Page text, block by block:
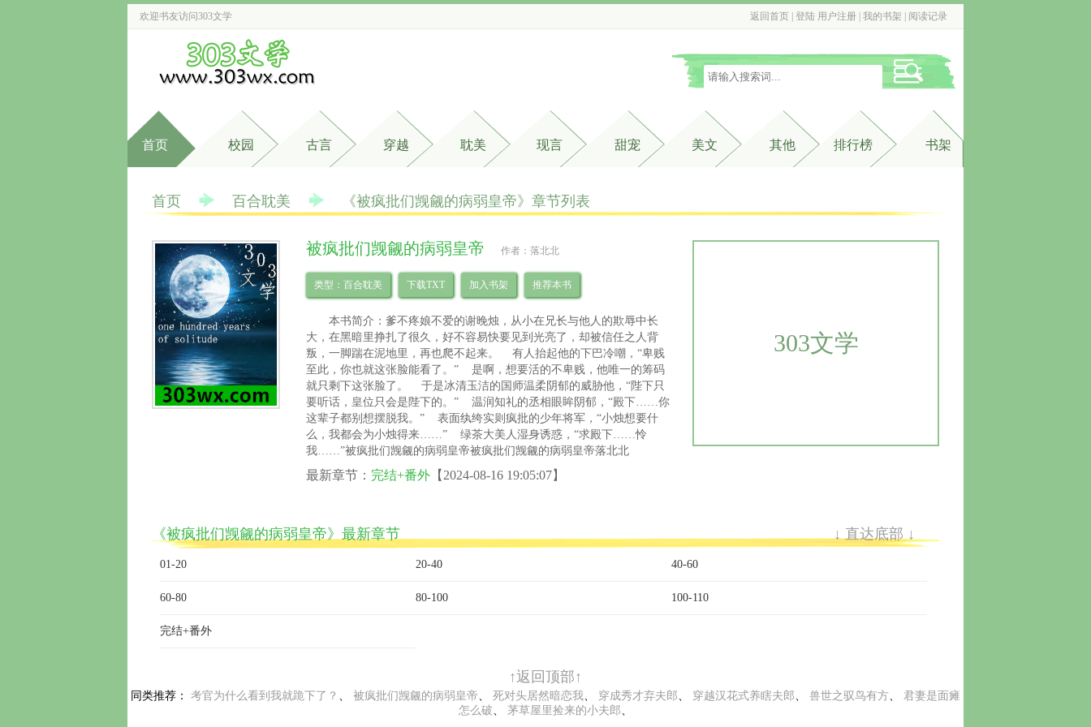
欢迎书友访问303文学 返回首页 登陆 用户注册 我的书架 阅读记录
首页 校园 古言 穿越 耽美 现言 甜宠 美文 其他 排行榜 书架
首页 百合耽美 《被疯批们觊觎的病弱皇帝》章节列表
被疯批们觊觎的病弱皇帝 作者：落北北
类型：百合耽美 下载TXT 加入书架 推荐本书
本书简介：爹不疼娘不爱的谢晚烛，从小在兄长与他人的欺辱中长
大，在黑暗里挣扎了很久，好不容易快要见到光亮了，却被信任之人背
叛，一脚踹在泥地里，再也爬不起来。 有人抬起他的下巴冷嘲，“卑贱
至此，你也就这张脸能看了。” 是啊，想要活的不卑贱，他唯一的筹码
就只剩下这张脸了。 于是冰清玉洁的国师温柔阴郁的威胁他，“陛下只
要听话，皇位只会是陛下的。” 温润知礼的丞相眼眸阴郁，“殿下……你
这辈子都别想摆脱我。” 表面纨绔实则疯批的少年将军，“小烛想要什
么，我都会为小烛得来……” 绿茶大美人湿身诱惑，“求殿下……怜
我……”被疯批们觊觎的病弱皇帝被疯批们觊觎的病弱皇帝落北北
最新章节： 完结+番外 【2024-08-16 19:05:07】
303文学
《被疯批们觊觎的病弱皇帝》最新章节 ↓ 直达底部 ↓
01-20 20-40 40-60
60-80 80-100 100-110
完结+番外
↑返回顶部↑
同类推荐： 考官为什么看到我就跪下了？ 、 被疯批们觊觎的病弱皇帝、 死对头居然暗恋我、 穿成秀才弃夫郎、 穿越汉花式养瞎夫郎、 兽世之驭鸟有方、 君妻是面瘫
怎么破、 茅草屋里捡来的小夫郎、